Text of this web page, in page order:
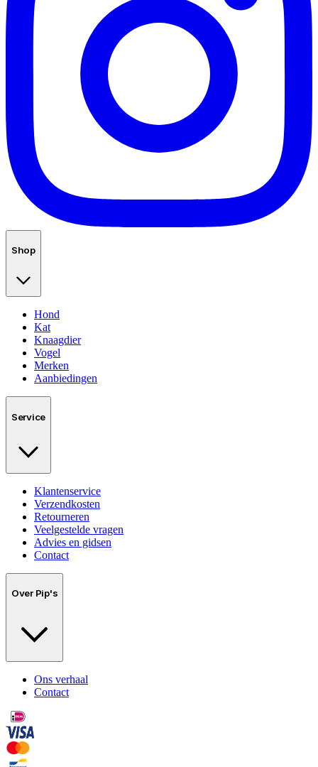
Shop
Hond
Kat
Knaagdier
Vogel
Merken
Aanbiedingen
Service
Klantenservice
Verzendkosten
Retourneren
Veelgestelde vragen
Advies en gidsen
Contact
Over Pip's
Ons verhaal
Contact